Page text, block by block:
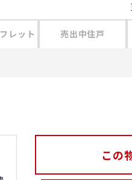
レット 売出中住戸
この